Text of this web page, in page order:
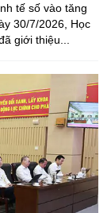
tế số vào tăng
30/7/2026, Học
giới thiệu...